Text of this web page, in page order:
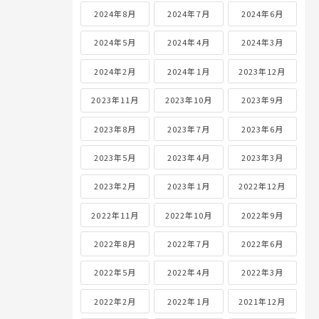
2024年8月 2024年7月 2024年6月
2024年5月 2024年4月 2024年3月
2024年2月 2024年1月 2023年12月
2023年11月 2023年10月 2023年9月
2023年8月 2023年7月 2023年6月
2023年5月 2023年4月 2023年3月
2023年2月 2023年1月 2022年12月
2022年11月 2022年10月 2022年9月
2022年8月 2022年7月 2022年6月
2022年5月 2022年4月 2022年3月
2022年2月 2022年1月 2021年12月